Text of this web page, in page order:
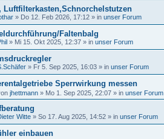
Luftfilterkasten,Schnorchelstutzen
» Do 12. Feb 2026, 17:12 » in unser Forum
Faltenbalg
» Mi 15. Okt 2025, 12:37 » in unser Forum
» Fr 5. Sep 2025, 16:03 » in unser Forum
Sperrwirkung messen
jhettmann » Mo 1. Sep 2025, 22:07 » in unser Forum
Witte » So 17. Aug 2025, 14:52 » in unser Forum
einbauen